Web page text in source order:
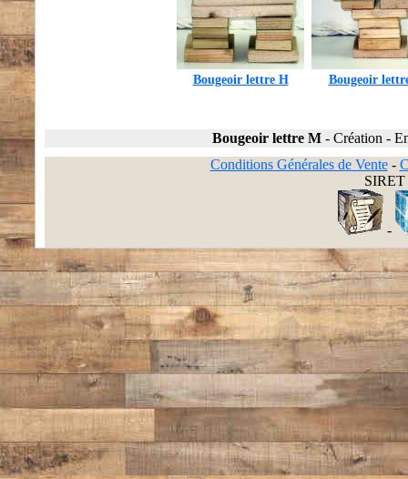
Bougeoir lettre H Bougeoir
Bougeoir lettre M - Création -
Conditions Générales de Vente-
SIRET
-